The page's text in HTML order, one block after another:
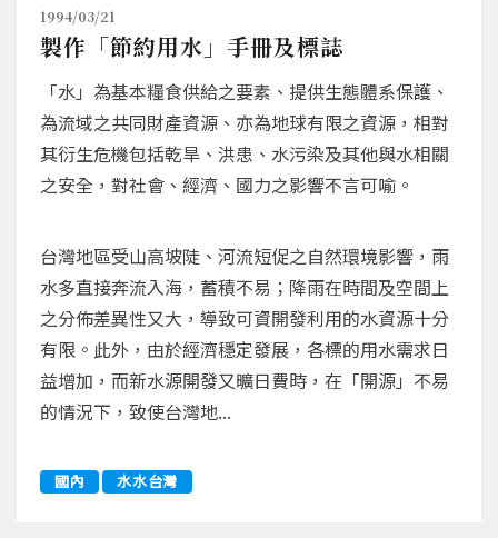
1994/03/21
製作「節約用水」手冊及標誌
「水」為基本糧食供給之要素、提供生態體系保護、
為流域之共同財產資源、亦為地球有限之資源，相對
其衍生危機包括乾旱、洪患、水污染及其他與水相關
之安全，對社會、經濟、國力之影響不言可喻。
台灣地區受山高坡陡、河流短促之自然環境影響，雨
水多直接奔流入海，蓄積不易；降雨在時間及空間上
之分佈差異性又大，導致可資開發利用的水資源十分
有限。此外，由於經濟穩定發展，各標的用水需求日
益增加，而新水源開發又曠日費時，在「開源」不易
的情況下，致使台灣地...
國內 水水台灣